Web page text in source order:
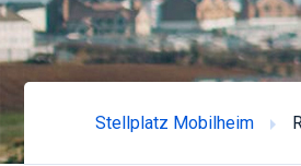
Stellplatz Mobilheim